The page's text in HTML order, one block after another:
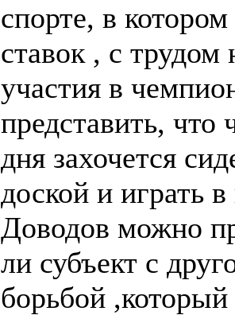
трезво
Есть ещё один
теме. Речь
пользуются
они вопрос в
имени ФМЖД
Так Президент
Министерство
просила его об